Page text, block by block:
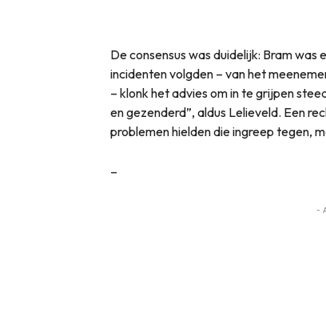
De consensus was duidelijk: Bram
incidenten volgden – van het
– klonk het advies om in te grijpen
en gezenderd”, aldus Lelieveld. Een
problemen hielden die ingreep tegen,
–
-